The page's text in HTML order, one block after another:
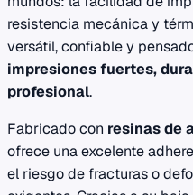
resistencia mecánica y
versátil, confiable y
impresiones fuertes,
profesional.
Fabricado con resinas de
ofrece una excelente
el riesgo de fracturas o